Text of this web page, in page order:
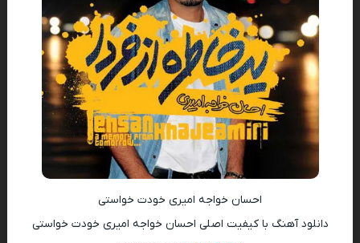
احسان خواجه امیری خودت خواستی
دانلود آهنگ با کیفیت اصلی احسان خواجه امیری خودت خواستی